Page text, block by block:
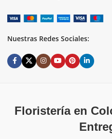
Nuestras Redes Sociales:
Floristería en